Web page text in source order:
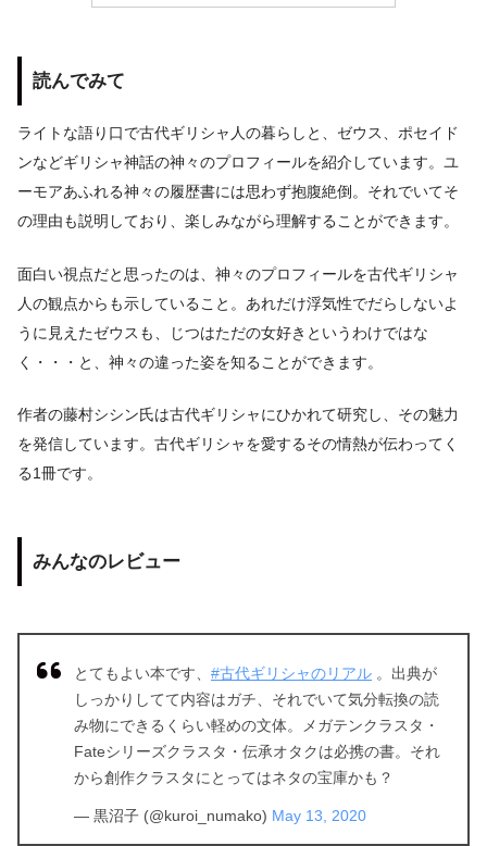
読んでみて
ライトな語り口で古代ギリシャ人の暮らしと、ゼウス、ポセイド
ンなどギリシャ神話の神々のプロフィールを紹介しています。ユ
ーモアあふれる神々の履歴書には思わず抱腹絶倒。それでいてそ
の理由も説明しており、楽しみながら理解することができます。
面白い視点だと思ったのは、神々のプロフィールを古代ギリシャ
人の観点からも示していること。あれだけ浮気性でだらしないよ
うに見えたゼウスも、じつはただの女好きというわけではな
く・・・と、神々の違った姿を知ることができます。
作者の藤村シシン氏は古代ギリシャにひかれて研究し、その魅力
を発信しています。古代ギリシャを愛するその情熱が伝わってく
る1冊です。
みんなのレビュー
とてもよい本です、 #古代ギリシャのリアル 。出典が
しっかりしてて内容はガチ、それでいて気分転換の読
み物にできるくらい軽めの文体。メガテンクラスタ・
Fateシリーズクラスタ・伝承オタクは必携の書。それ
から創作クラスタにとってはネタの宝庫かも？
— 黒沼子 (@kuroi_numako) May 13, 2020